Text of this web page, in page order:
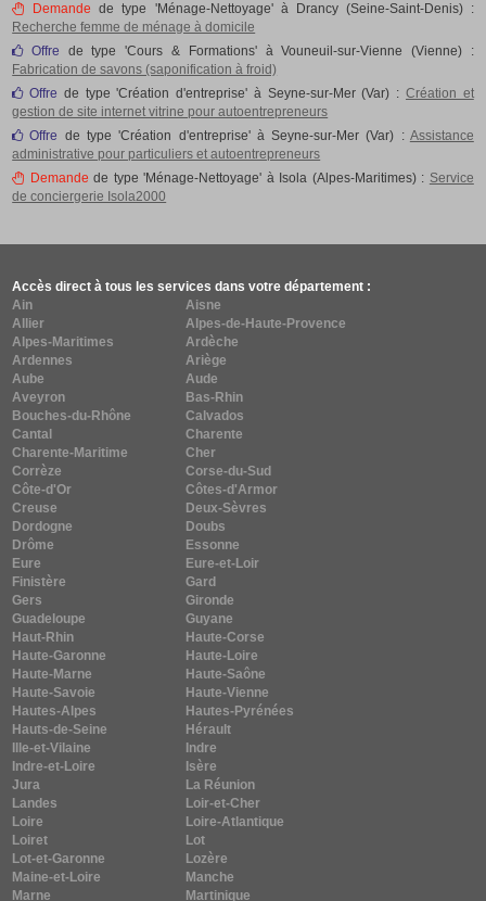
Demande de type 'Ménage-Nettoyage' à Drancy (Seine-Saint-Denis) :
Recherche femme de ménage à domicile
Offre de type 'Cours & Formations' à Vouneuil-sur-Vienne (Vienne) :
Fabrication de savons (saponification à froid)
Offre de type 'Création d'entreprise' à Seyne-sur-Mer (Var) :Création et
gestion de site internet vitrine pour autoentrepreneurs
Offre de type 'Création d'entreprise' à Seyne-sur-Mer (Var) : Assistance
administrative pour particuliers et autoentrepreneurs
Demande de type 'Ménage-Nettoyage' à Isola (Alpes-Maritimes) : Service
de conciergerie Isola2000
Accès direct à tous les services dans votre département :
Ain
Aisne
Allier
Alpes-de-Haute-Provence
Alpes-Maritimes
Ardèche
Ardennes
Ariège
Aube
Aude
Aveyron
Bas-Rhin
Bouches-du-Rhône
Calvados
Cantal
Charente
Charente-Maritime
Cher
Corrèze
Corse-du-Sud
Côte-d'Or
Côtes-d'Armor
Creuse
Deux-Sèvres
Dordogne
Doubs
Drôme
Essonne
Eure
Eure-et-Loir
Finistère
Gard
Gers
Gironde
Guadeloupe
Guyane
Haut-Rhin
Haute-Corse
Haute-Garonne
Haute-Loire
Haute-Marne
Haute-Saône
Haute-Savoie
Haute-Vienne
Hautes-Alpes
Hautes-Pyrénées
Hauts-de-Seine
Hérault
Ille-et-Vilaine
Indre
Indre-et-Loire
Isère
Jura
La Réunion
Landes
Loir-et-Cher
Loire
Loire-Atlantique
Loiret
Lot
Lot-et-Garonne
Lozère
Maine-et-Loire
Manche
Marne
Martinique